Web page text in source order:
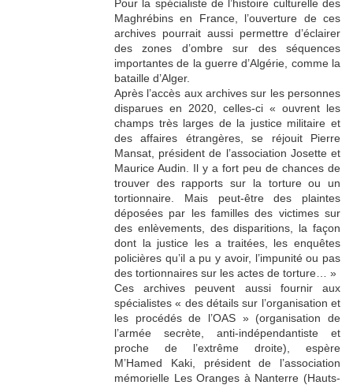
Pour la spécialiste de l’histoire culturelle des
Maghrébins en France, l’ouverture de ces
archives pourrait aussi permettre d’éclairer
des zones d’ombre sur des séquences
importantes de la guerre d’Algérie, comme la
bataille d’Alger.
Après l’accès aux archives sur les personnes
disparues en 2020, celles-ci « ouvrent les
champs très larges de la justice militaire et
des affaires étrangères, se réjouit Pierre
Mansat, président de l’association Josette et
Maurice Audin. Il y a fort peu de chances de
trouver des rapports sur la torture ou un
tortionnaire. Mais peut-être des plaintes
déposées par les familles des victimes sur
des enlèvements, des disparitions, la façon
dont la justice les a traitées, les enquêtes
policières qu’il a pu y avoir, l’impunité ou pas
des tortionnaires sur les actes de torture… »
Ces archives peuvent aussi fournir aux
spécialistes « des détails sur l’organisation et
les procédés de l’OAS » (organisation de
l’armée secrète, anti-indépendantiste et
proche de l’extrême droite), espère
M’Hamed Kaki, président de l’association
mémorielle Les Oranges à Nanterre (Hauts-